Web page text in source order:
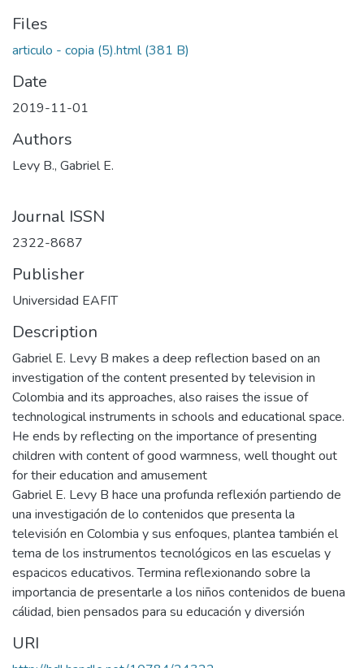
Files
articulo - copia (5).html(381 B)
Date
2019-11-01
Authors
Levy B., Gabriel E.
Journal ISSN
2322-8687
Publisher
Universidad EAFIT
Description
Gabriel E. Levy B makes a deep reflection based on an
investigation of the content presented by television in
Colombia and its approaches, also raises the issue of
technological instruments in schools and educational space.
He ends by reflecting on the importance of presenting
children with content of good warmness, well thought out
for their education and amusement
Gabriel E. Levy B hace una profunda reflexión partiendo de
una investigación de lo contenidos que presenta la
televisión en Colombia y sus enfoques, plantea también el
tema de los instrumentos tecnológicos en las escuelas y
espacicos educativos. Termina reflexionando sobre la
importancia de presentarle a los niños contenidos de buena
cálidad, bien pensados para su educación y diversión
URI